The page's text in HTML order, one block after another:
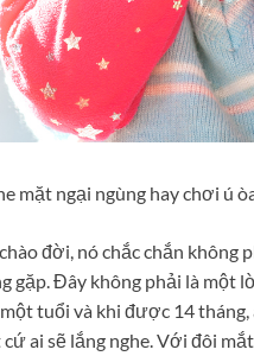
đời, nó chắc chắn
gặp. Đây không phải là một
tuổi và khi được 14 tháng,
ai sẽ lắng nghe. Với đôi